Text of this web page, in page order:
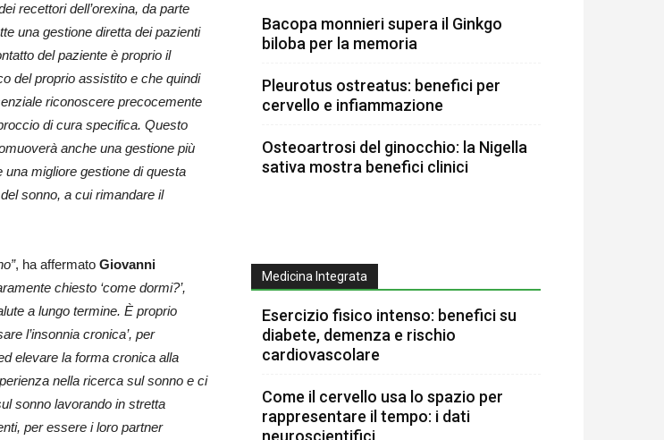
recettori dell’orexina, da parte
una gestione diretta dei pazienti
del paziente è proprio il
del proprio assistito e che quindi
riconoscere precocemente
di cura specifica. Questo
anche una gestione più
migliore gestione di questa
sonno, a cui rimandare il
, ha affermato Giovanni
chiesto ‘come dormi?’,
a lungo termine. È proprio
l’insonnia cronica’, per
elevare la forma cronica alla
nella ricerca sul sonno e ci
sonno lavorando in stretta
per essere i loro partner
Bacopa monnieri supera il Ginkgo
biloba per la memoria
Pleurotus ostreatus: benefici per
cervello e infiammazione
Osteoartrosi del ginocchio: la Nigella
sativa mostra benefici clinici
Medicina Integrata
Esercizio fisico intenso: benefici su
diabete, demenza e rischio
cardiovascolare
Come il cervello usa lo spazio per
rappresentare il tempo: i dati
neuroscientifici